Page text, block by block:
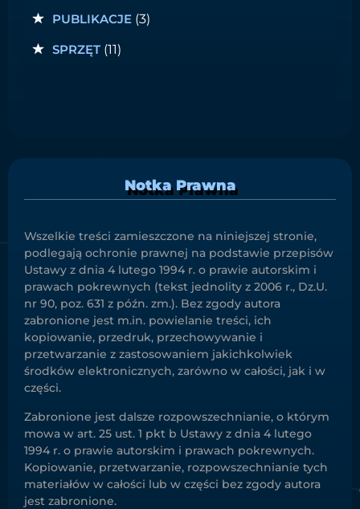
PUBLIKACJE (3)
SPRZĘT (11)
Notka Prawna
Wszelkie treści zamieszczone na niniejszej stronie,
podlegają ochronie prawnej na podstawie przepisów
Ustawy z dnia 4 lutego 1994 r. o prawie autorskim i
prawach pokrewnych (tekst jednolity z 2006 r., Dz.U.
nr 90, poz. 631 z późn. zm.). Bez zgody autora
zabronione jest m.in. powielanie treści, ich
kopiowanie, przedruk, przechowywanie i
przetwarzanie z zastosowaniem jakichkolwiek
środków elektronicznych, zarówno w całości, jak i w
części.
Zabronione jest dalsze rozpowszechnianie, o którym
mowa w art. 25 ust. 1 pkt b Ustawy z dnia 4 lutego
1994 r. o prawie autorskim i prawach pokrewnych.
Kopiowanie, przetwarzanie, rozpowszechnianie tych
materiałów w całości lub w części bez zgody autora
jest zabronione.